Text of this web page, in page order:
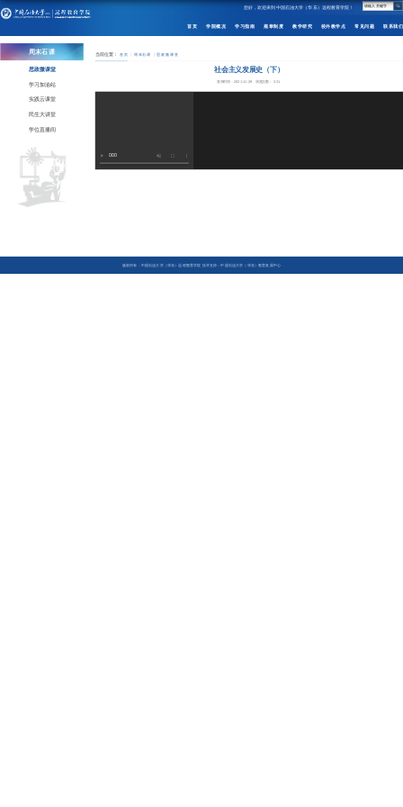
您好，欢迎来到中国石油大学（华东）远程教育学院！
首页 学院概况 学习指南 规章制度 教学研究 校外教学点 常见问题 联系我们
周末石课
思政微课堂
学习加油站
实践云课堂
民生大讲堂
学位直播间
当前位置： 首页 周末石课 思政微课堂
社会主义发展史（下）
发布时间：2021-11-29 浏览次数： 321
版权所有：中国石油大学（华东）远程教育学院 技术支持：中国石油大学（华东）教育发展中心